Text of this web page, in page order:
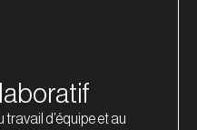
d’équipe et au